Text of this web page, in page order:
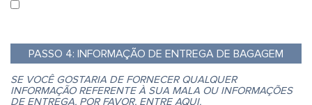
PASSO 4: INFORMAÇÃO DE ENTREGA DE BAGAGEM
SE VOCÊ GOSTARIA DE FORNECER QUALQUER
INFORMAÇÃO REFERENTE À SUA MALA OU INFORMAÇÕES
DE ENTREGA, POR FAVOR, ENTRE AQUI.